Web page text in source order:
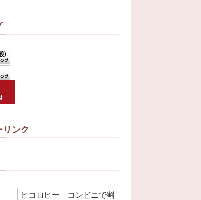
リンク
ヒコロヒー コンビニで割